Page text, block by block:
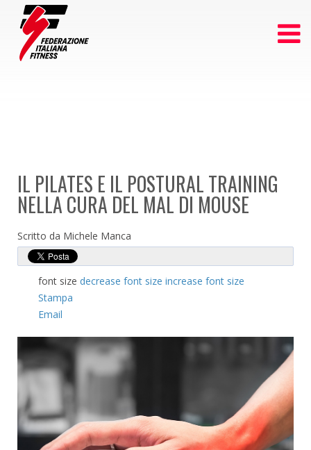
IL PILATES E IL POSTURAL TRAINING
NELLA CURA DEL MAL DI MOUSE
Scritto da Michele Manca
font size decrease font size increase font size
Stampa
Email